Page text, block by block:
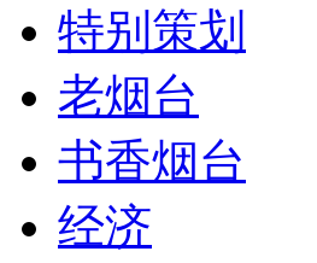
特别策划
老烟台
书香烟台
经济